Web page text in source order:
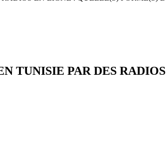
TUNISIE PAR DES